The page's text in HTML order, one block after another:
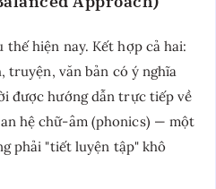
hiện nay. Kết hợp cả hai:
truyện, văn bản có ý nghĩa
được hướng dẫn trực tiếp về
hệ chữ-âm (phonics) — một
phải "tiết luyện tập" khô